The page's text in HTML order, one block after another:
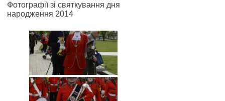
Фотографії зі святкування дня
народження 2014